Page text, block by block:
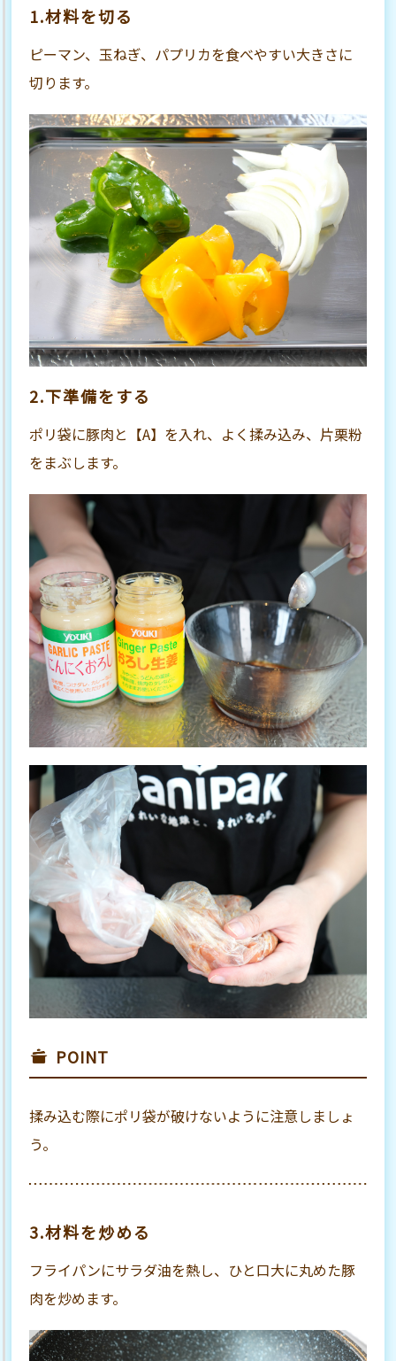
1.材料を切る
ピーマン、玉ねぎ、パプリカを食べやすい大きさに
切ります。
2.下準備をする
ポリ袋に豚肉と【A】を入れ、よく揉み込み、片栗粉
をまぶします。
POINT
揉み込む際にポリ袋が破けないように注意しましょ
う。
3.材料を炒める
フライパンにサラダ油を熱し、ひと口大に丸めた豚
肉を炒めます。